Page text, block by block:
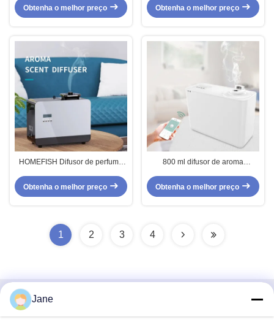
Essenciais de Escritório Wifi APP
Control
Obtenha o melhor preço
Obtenha o melhor preço
HOMEFISH Difusor de perfume
essencial sem água 800 ml
Obtenha o melhor preço
800 ml difusor de aroma
de aromaterapia OEM ODM
Obtenha o melhor preço
1 2 3 4
Contato rápido
Jane